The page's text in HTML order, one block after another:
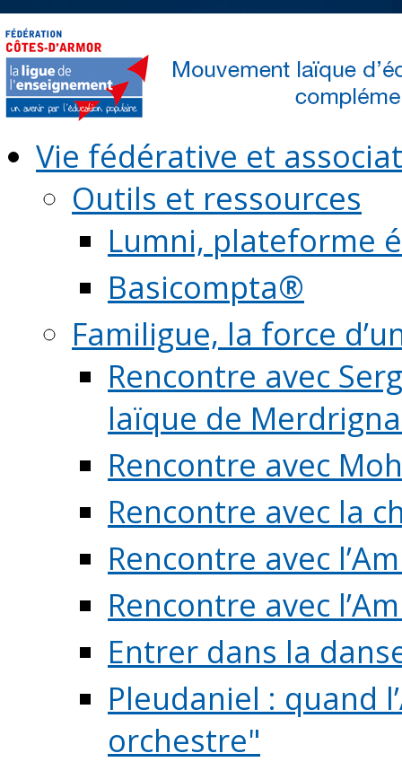
Vie fédérative et
Outils et ressources
Lumni, plateforme
Basicompta®
Familigue, la force
Rencontre avec
laïque de
Rencontre avec
Rencontre avec la
Rencontre avec
Rencontre avec
Entrer dans la
Pleudaniel : quand
orchestre"